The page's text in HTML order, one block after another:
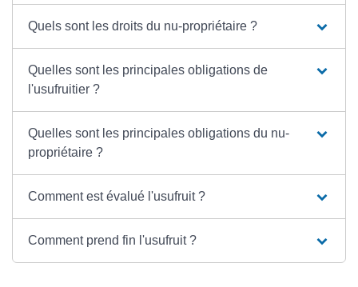
Quels sont les droits du nu-propriétaire ?
Quelles sont les principales obligations de
l'usufruitier ?
Quelles sont les principales obligations du nu-
propriétaire ?
Comment est évalué l'usufruit ?
Comment prend fin l'usufruit ?